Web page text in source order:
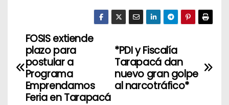
N
a
*PDI y Fiscalía
Tarapacá dan
nuevo gran golpe
al narcotráfico*
FOSIS extiende
plazo para
postular a
Programa
Emprendamos
Feria en Tarapacá